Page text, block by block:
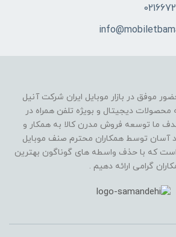
موفق در بازار موبایل ایران شرکت آنیل
دیجیتال و بویژه تلفن همراه در
شد ، هدف ما توسعه فروش مدرن کالا به همکار و
آسان توسط همکاران محترم صنف موبایل
که با حذف واسطه های گوناگون بهترین
گرامی ارائه دهیم .